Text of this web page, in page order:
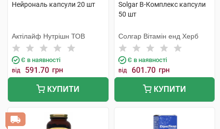
Нейрональ капсули 20 шт
Актілайф Нутрішн ТОВ
Є в наявності
від 591.70 грн
КУПИТИ
Solgar В-Комплекс капсули
50 шт
Солгар Вітамін енд Херб
Є в наявності
від 601.70 грн
КУПИТИ